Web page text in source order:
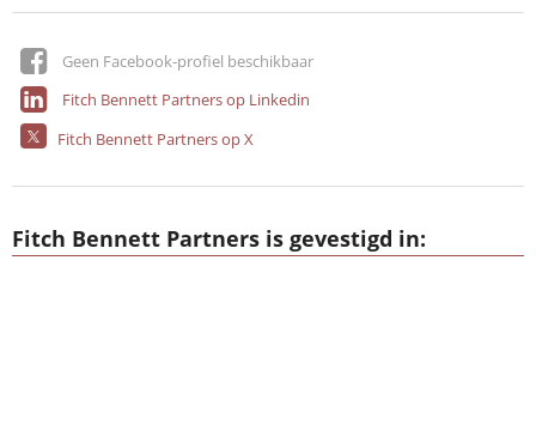
Geen Facebook-profiel beschikbaar
Fitch Bennett Partners op Linkedin
Fitch Bennett Partners op X
Fitch Bennett Partners is gevestigd in: